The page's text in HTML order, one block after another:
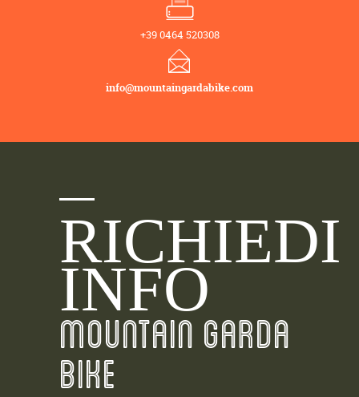
+39 0464 520308
info@mountaingardabike.com
RICHIEDI
INFO
MOUNTAIN GARDA
BIKE